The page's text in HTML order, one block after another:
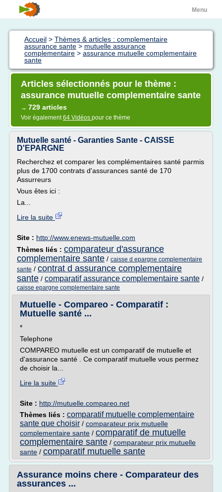
Menu
Accueil > Thèmes & articles : complementaire
assurance sante > mutuelle assurance
complementaire > assurance mutuelle complementaire
sante
Articles sélectionnés pour le thème :
assurance mutuelle complementaire sante
→ 729 articles
Voir également64 Vidéos pour ce thème
Mutuelle santé - Garanties Sante - CAISSE
D'EPARGNE
Recherchez et comparer les complémentaires santé parmis
plus de 1700 contrats d'assurances santé de 170
Assurreurs
Vous êtes ici :
La...
Lire la suite
Site : http://www.enews-mutuelle.com
Thèmes liés : comparateur d'assurance
complementaire sante / caisse d epargne complementaire
sante / contrat d assurance complementaire
sante / comparatif assurance complementaire sante /
caisse epargne complementaire sante
Mutuelle - Compareo - Comparatif :
Mutuelle santé ...
*
Telephone
COMPAREO mutuelle est un comparatif de mutuelle et
d'assurance santé . Ce comparatif mutuelle vous permez
de choisir la...
Lire la suite
Site : http://mutuelle.compareo.net
Thèmes liés : comparatif mutuelle complementaire
sante que choisir / comparateur prix mutuelle
complementaire sante / comparatif de mutuelle
complementaire sante / comparateur prix mutuelle
sante / comparatif mutuelle sante
Assurance moins chere - Comparateur des
assurances ...